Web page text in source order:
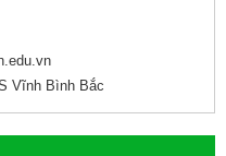
Vĩnh Bình Bắc